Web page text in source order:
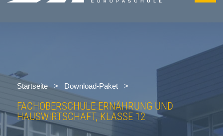
Startseite > Download-Paket >
FACHOBERSCHULE ERNÄHRUNG UND
HAUSWIRTSCHAFT, KLASSE 12